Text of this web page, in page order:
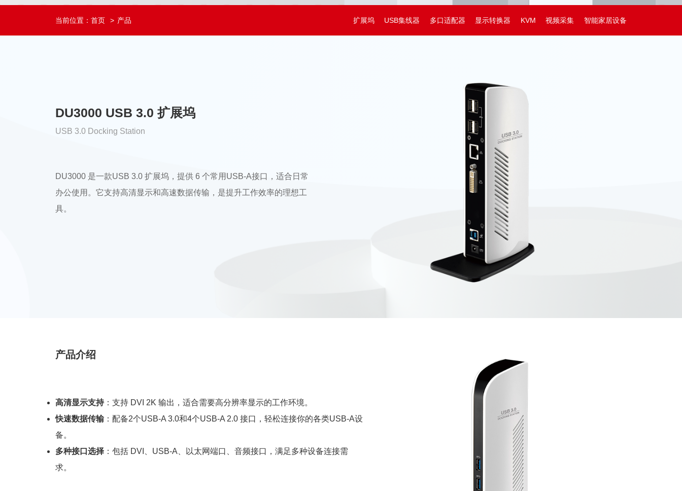
当前位置：首页 产品 扩展坞 USB集线器 多口适配器 显示转换器 KVM 视频采集 智能家居设备
DU3000 USB 3.0 扩展坞
USB 3.0 Docking Station
DU3000 是一款USB 3.0 扩展坞，提供 6 个常用USB-A接口，适合日常
办公使用。它支持高清显示和高速数据传输，是提升工作效率的理想工
具。
产品介绍
高清显示支持：支持 DVI 2K 输出，适合需要高分辨率显示的工作环境。
快速数据传输：配备2个USB-A 3.0和4个USB-A 2.0 接口，轻松连接你的各类USB-A设
备。
多种接口选择 ：包括 DVI、USB-A、以太网端口、音频接口，满足多种设备连接需
求。